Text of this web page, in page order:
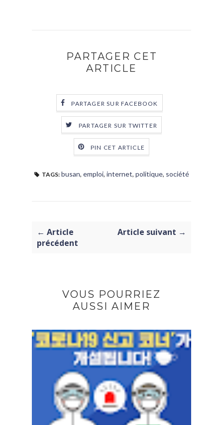
PARTAGER CET
ARTICLE
PARTAGER SUR FACEBOOK
PARTAGER SUR TWITTER
PIN CET ARTICLE
TAGS: busan, emploi, internet, politique, société
← Article
précédent
Article suivant →
VOUS POURRIEZ
AUSSI AIMER